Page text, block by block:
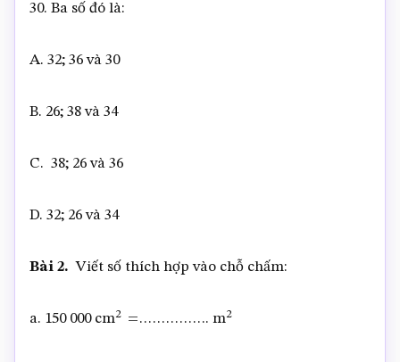
30. Ba số đó là:
A. 32; 36 và 30
B. 26; 38 và 34
C. 38; 26 và 36
D. 32; 26 và 34
Bài 2. Viết số thích hợp vào chỗ chấm:
a. 150 000 cm2=……………. m2